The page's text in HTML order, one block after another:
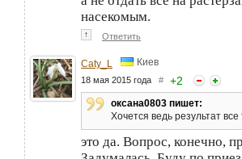
насекомым.
↑ Ответить
Caty_L Киев
18 мая 2015 года # +2
оксана0803 пишет:
Хочется ведь результат все
это да. Вопрос, конечно,